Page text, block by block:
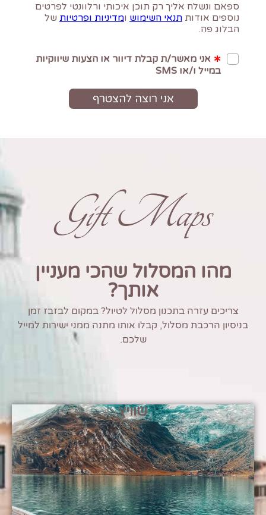
Gift Maps
מהו המסלול שהכי מעניין
אותך?
צריכים עזרה בתכנון מסלול לטיול? במקום לבזבז זמן
בניסיון הרכבת מסלול, קבלו אותו מתנה ממני ישירות למייל
שלכם.
שוויץ